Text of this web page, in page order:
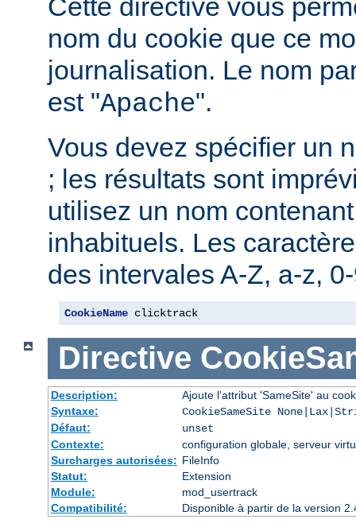
Cette directive vous
nom du cookie que ce
journalisation. Le nom
est "Apache".
Vous devez spécifier un
; les résultats sont
utilisez un nom
inhabituels. Les
des intervales A-Z, a-z,
CookieName clicktrack
Directive
Description:
Ajoute l'attribut 'SameSite' au
Syntaxe:
CookieSameSite
Défaut:
unset
Contexte:
configuration globale, serveur
Surcharges autorisées: FileInfo
Statut:
Extension
Module:
mod_usertrack
Compatibilité:
Disponible à partir de la version